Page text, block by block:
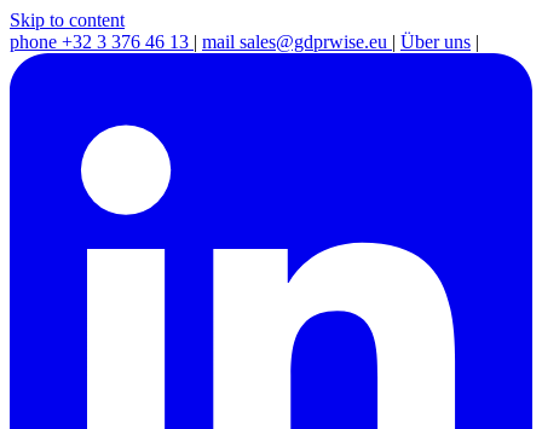
Skip to content
phone +32 3 376 46 13 | mail sales@gdprwise.eu | Über uns |